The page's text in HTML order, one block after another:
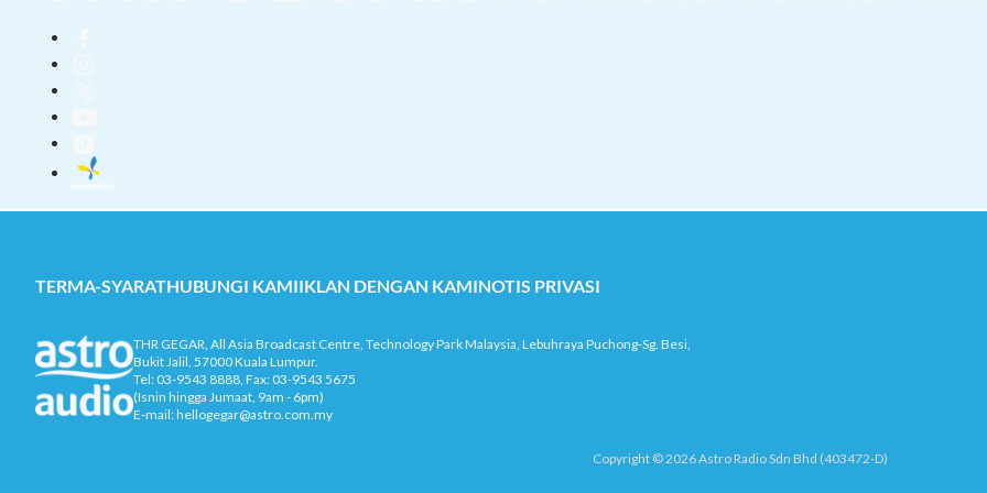
TERMA-SYARATHUBUNGI KAMIIKLAN DENGAN KAMINOTIS PRIVASI
THR GEGAR, All Asia Broadcast Centre, Technology Park Malaysia, Lebuhraya Puchong-Sg. Besi,
Bukit Jalil, 57000 Kuala Lumpur.
Tel: 03-9543 8888, Fax: 03-9543 5675
(Isnin hingga Jumaat, 9am - 6pm)
E-mail: hellogegar@astro.com.my
Copyright © 2026 Astro Radio Sdn Bhd (403472-D)